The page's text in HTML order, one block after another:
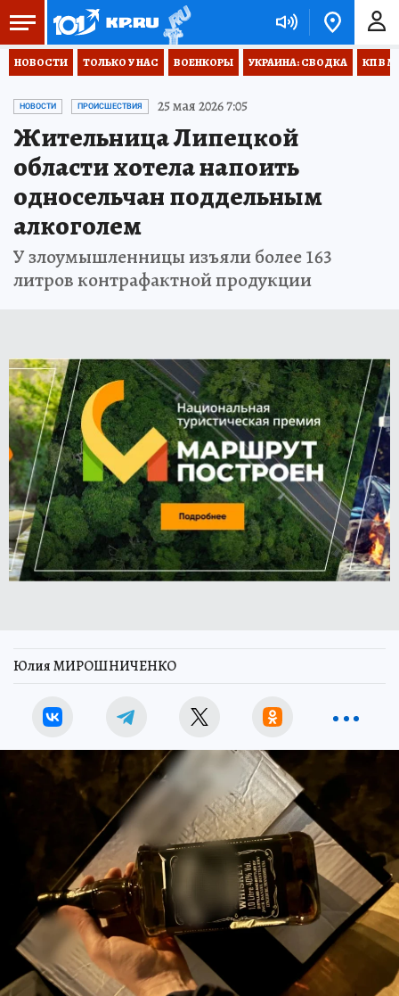
НОВОСТИ ТОЛЬКО У НАС ВОЕНКОРЫ УКРАИНА: СВОДКА КП В
НОВОСТИ ПРОИСШЕСТВИЯ 25 мая 2026 7:05
Жительница Липецкой
области хотела напоить
односельчан поддельным
алкоголем
У злоумышленницы изъяли более 163
литров контрафактной продукции
Юлия МИРОШНИЧЕНКО